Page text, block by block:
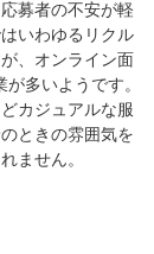
募者の不安が軽
いわゆるリクル
、オンライン面
多いようです。
カジュアルな服
ときの雰囲気を
ません。